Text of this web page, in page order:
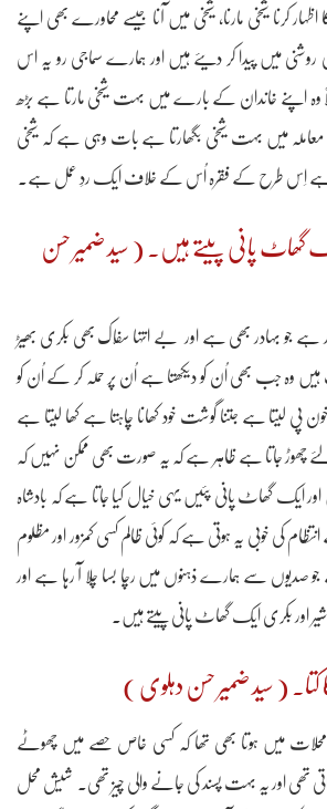
اظہار کرنا شیخی مارنا، شیخی میں آنا جیسے محاورے بھی اپنے
روشنی میں پیدا کر دیئے ہیں اور ہمارے سماجی رو یہ اس
وہ اپنے خاندان کے بارے میں بہت شیخی مارتا ہے بڑھ
معاملہ میں بہت شیخی بگھارتا ہے بات وہی ہے کہ شیخی
یہ ہے اِس طرح کے فقرہ اُس کے خلاف ایک ردِ عمل ہے۔
ایک گھاٹ پانی پیتے ہیں۔ ( سید ضمیر حسن
ہے جو بہادر بھی ہے اور بے انتہا سفّاک بھی بکری بھیڑ
ہیں وہ جب بھی اُن کو دیکھتا ہے اُن پر حملہ کر کے اُن کو
پی لیتا ہے جتنا گوشت خود کھانا چاہتا ہے کھا لیتا ہے
چھوڑ جاتا ہے ظاہر ہے کہ یہ صورت بھی ممکن نہیں کہ
ایک گھاٹ پانی پئیں یہی خیال کیا جاتا ہے کہ بادشاہ
کی خوبی یہ ہوتی ہے کہ کوئی ظالم کسی کمزور اور مظلوم
جو صدیوں سے ہمارے ذہنوں میں رچا بسا چلا آ رہا ہے اور
اور بکری ایک گھاٹ پانی پیتے ہیں۔
میں ہوتا بھی تھا کہ کسی خاص حصے میں چھوٹے
تھی اور یہ بہت پسند کی جانے والی چیز تھی۔ شیش محل